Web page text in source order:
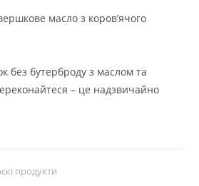
масло з коров’ячого
без бутерброду з маслом та
– це надзвичайно
продукти